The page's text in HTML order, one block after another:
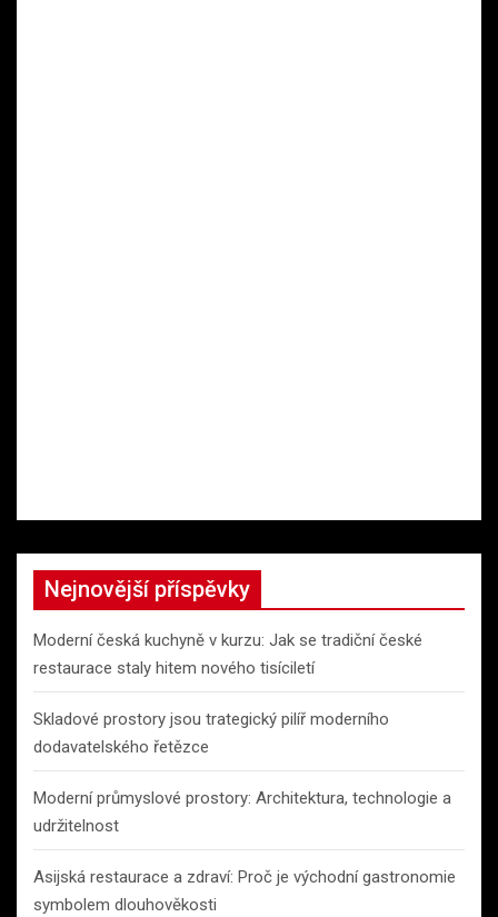
Nejnovější příspěvky
Moderní česká kuchyně v kurzu: Jak se tradiční české
restaurace staly hitem nového tisíciletí
Skladové prostory jsou trategický pilíř moderního
dodavatelského řetězce
Moderní průmyslové prostory: Architektura, technologie a
udržitelnost
Asijská restaurace a zdraví: Proč je východní gastronomie
symbolem dlouhověkosti